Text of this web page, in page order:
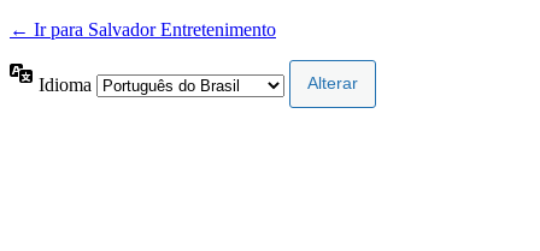
← Ir para Salvador Entretenimento
Idioma